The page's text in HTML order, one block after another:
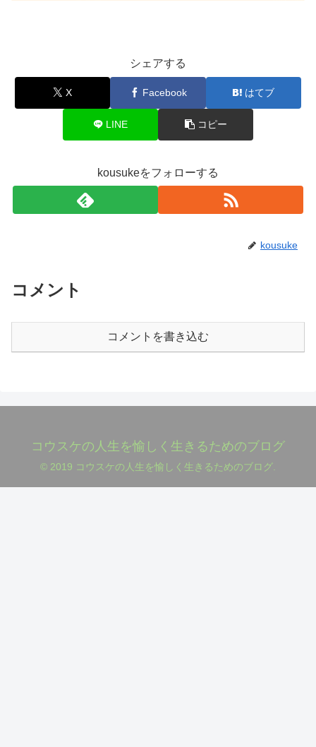
シェアする
X Facebook はてブ
LINE コピー
kousukeをフォローする
kousuke
コメント
コメントを書き込む
コウスケの人生を愉しく生きるためのブログ
© 2019 コウスケの人生を愉しく生きるためのブログ.